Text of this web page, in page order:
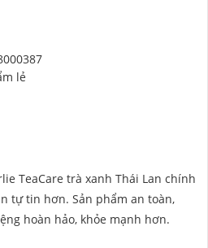
lẻ
TeaCare trà xanh Thái Lan chính
tự tin hơn. Sản phẩm an toàn,
hoàn hảo, khỏe mạnh hơn.